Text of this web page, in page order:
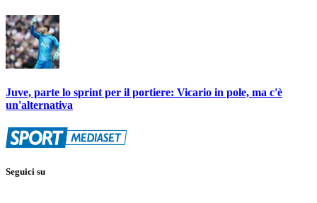
Juve, parte lo sprint per il portiere: Vicario in pole, ma c'è
un'alternativa
Seguici su